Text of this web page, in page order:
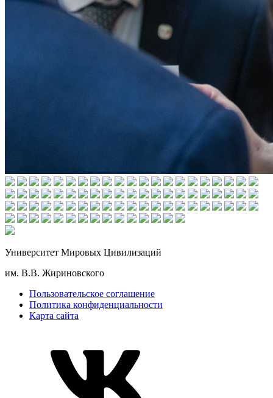
Университет Мировых Цивилизаций
им. В.В. Жириновского
Пользовательское соглашение
Политика конфиденциальности
Карта сайта